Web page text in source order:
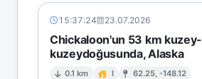
15:37:24 23.07.2026
Chickaloon'un 53 km kuzey-
kuzeydoğusunda, Alaska
0.1 km I 62.25, -148.12